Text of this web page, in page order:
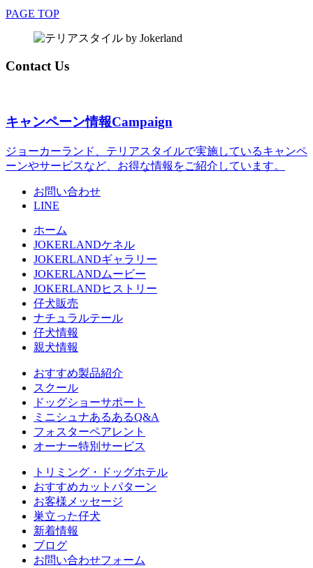
PAGE TOP
Contact Us
キャンペーン情報Campaign
ジョーカーランド、テリアスタイルで実施しているキャンペ
ーンやサービスなど、お得な情報をご紹介しています。
お問い合わせ
LINE
ホーム
JOKERLANDケネル
JOKERLANDギャラリー
JOKERLANDムービー
JOKERLANDヒストリー
仔犬販売
ナチュラルテール
仔犬情報
親犬情報
おすすめ製品紹介
スクール
ドッグショーサポート
ミニシュナあるあるQ&A
フォスターペアレント
オーナー特別サービス
トリミング・ドッグホテル
おすすめカットパターン
お客様メッセージ
巣立った仔犬
新着情報
ブログ
お問い合わせフォーム